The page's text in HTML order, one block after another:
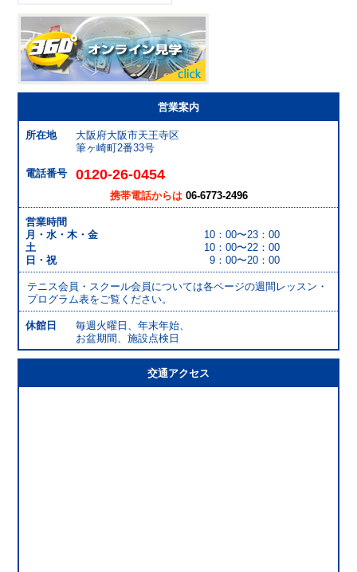
営業案内
所在地
大阪府大阪市天王寺区
筆ヶ崎町2番33号
電話番号 0120-26-0454
携帯電話からは 06-6773-2496
営業時間
月・水・木・金
10：00〜23：00
土
10：00〜22：00
日・祝
9：00〜20：00
テニス会員・スクール会員については各ページの週間レッスン・
プログラム表をご覧ください。
休館日
毎週火曜日、年末年始、
お盆期間、施設点検日
交通アクセス